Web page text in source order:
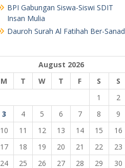
BPI Gabungan Siswa-Siswi SDIT
Insan Mulia
Dauroh Surah Al Fatihah Ber-Sanad
August 2026
M
T W T F S
S
1
2
3
4 5 6 7 8
9
10
11 12 13 14 15
16
17
18 19 20 21 22
23
24
25 26 27 28 29
30